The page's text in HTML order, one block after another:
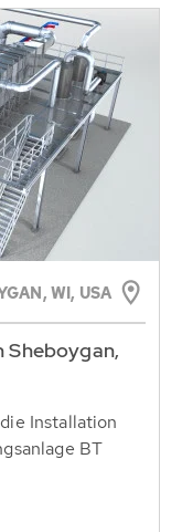
WI, USA
Sheboygan,
Installation
BT